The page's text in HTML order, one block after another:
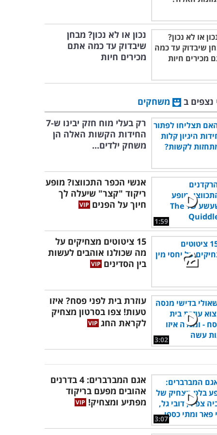
נכון או לא נכון? מבחן
שיבדוק עד כמה אתם
מכירים חיות
נצפים ב
משחקים
רק בעלי מוח חזק יבינו ש-7
החידות הקשות האלה הן
משחק ילדים...
1:59
אנשי הכפר התכווצו? מופע
ריקוד "קצר" שיעלה לך
חיוך על הפנים
15 ציטוטים מצחיקים על
מה שכולנו אוהבים לעשות
בין הסדינים
3:02
עוזרת בית לפני פסח? איזו
טעות! צפו בסרטון מצחיק
לקראת החג
3:07
אגם המברברים: 4 בדרנים
אהובים מפעם בריקוד
מפתיע ומצחיק!